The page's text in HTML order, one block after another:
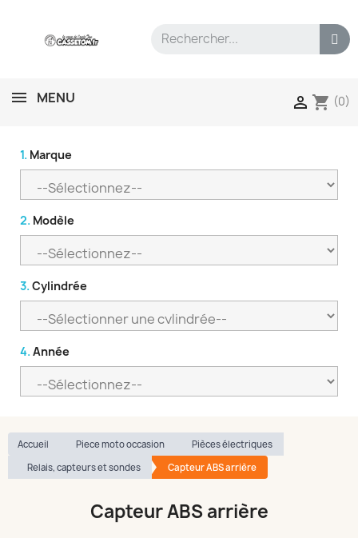
MENU  shopping_cart (0)
1. Marque
2. Modèle
3. Cylindrée
4. Année
Accueil Piece moto occasion
Pièces électriques
Relais, capteurs et sondes
Capteur ABS arrière
Capteur ABS arrière